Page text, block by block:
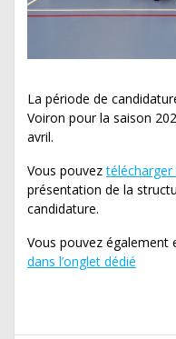
La période de
Voiron pour la saison
avril.
Vous pouvez
présentation de la
candidature.
Vous pouvez également
dans l’onglet dédié